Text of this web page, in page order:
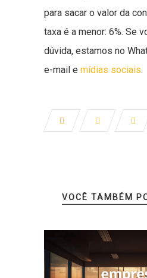
para sacar o valor da
taxa é a menor: 6%. Se
dúvida, estamos no
e-mail e mídias sociais.
VOCÊ TAMBÉM